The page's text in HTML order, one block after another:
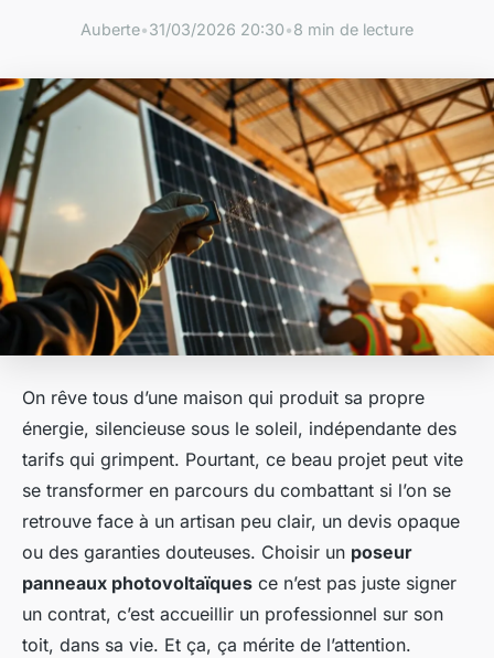
Auberte•31/03/2026 20:30•8 min de lecture
On rêve tous d’une maison qui produit sa propre
énergie, silencieuse sous le soleil, indépendante des
tarifs qui grimpent. Pourtant, ce beau projet peut vite
se transformer en parcours du combattant si l’on se
retrouve face à un artisan peu clair, un devis opaque
ou des garanties douteuses. Choisir un poseur
panneaux photovoltaïques ce n’est pas juste signer
un contrat, c’est accueillir un professionnel sur son
toit, dans sa vie. Et ça, ça mérite de l’attention.